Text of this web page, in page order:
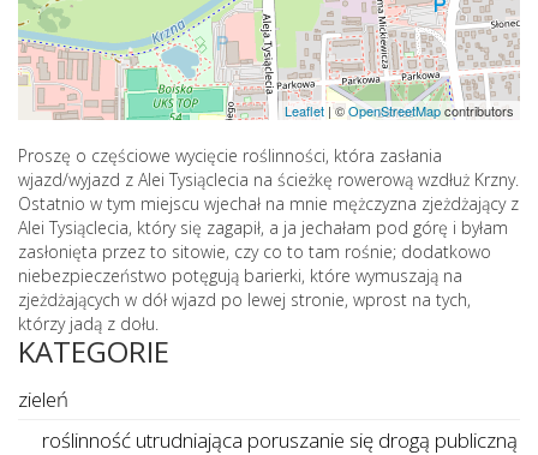
Leaflet | ©OpenStreetMapcontributors
Proszę o częściowe wycięcie roślinności, która zasłania
wjazd/wyjazd z Alei Tysiąclecia na ścieżkę rowerową wzdłuż Krzny.
Ostatnio w tym miejscu wjechał na mnie mężczyzna zjeżdżający z
Alei Tysiąclecia, który się zagapił, a ja jechałam pod górę i byłam
zasłonięta przez to sitowie, czy co to tam rośnie; dodatkowo
niebezpieczeństwo potęgują barierki, które wymuszają na
zjeżdżających w dół wjazd po lewej stronie, wprost na tych,
którzy jadą z dołu.
KATEGORIE
zieleń
roślinność utrudniająca poruszanie się drogą publiczną